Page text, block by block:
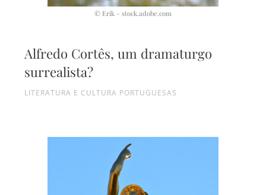
© Erik – stock.adobe.com
Alfredo Cortês, um dramaturgo
surrealista?
LITERATURA E CULTURA PORTUGUESAS